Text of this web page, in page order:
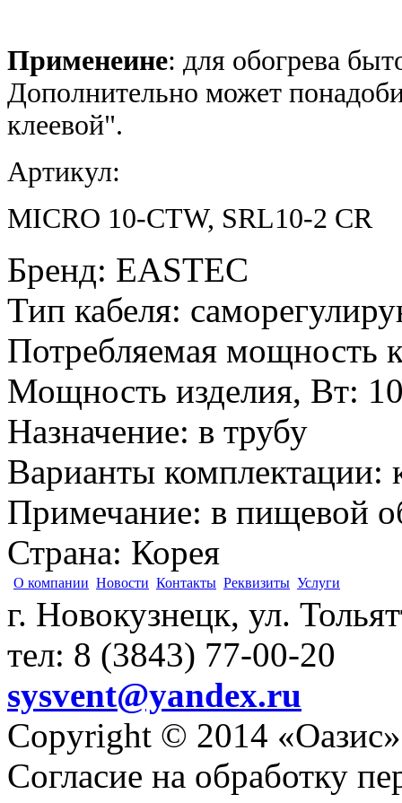
Применеине: для обогрева
Дополнительно может
клеевой".
Артикул:
MICRO 10-CTW, SRL10-2 CR
Бренд: EASTEC
Тип кабеля:
Потребляемая мощность
Мощность изделия, Вт:
Назначение: в трубу
Варианты комплектации:
Примечание: в пищевой
Страна: Корея
О компании Новости Контакты Реквизиты Услуги
г. Новокузнецк, ул.
тел: 8 (3843) 77-00-20
sysvent@yandex.ru
Copyright © 2014 «Оазис»
Согласие на обработку